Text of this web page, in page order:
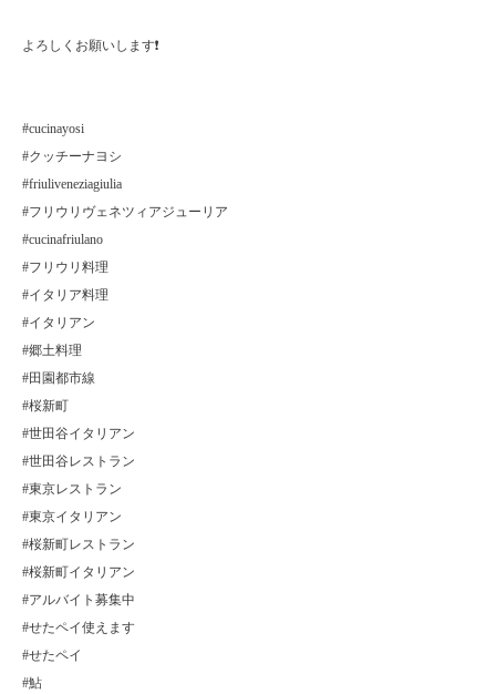
よろしくお願いします❗️
#cucinayosi
#クッチーナヨシ
#friuliveneziagiulia
#フリウリヴェネツィアジューリア
#cucinafriulano
#フリウリ料理
#イタリア料理
#イタリアン
#郷土料理
#田園都市線
#桜新町
#世田谷イタリアン
#世田谷レストラン
#東京レストラン
#東京イタリアン
#桜新町レストラン
#桜新町イタリアン
#アルバイト募集中
#せたペイ使えます
#せたペイ
#鮎